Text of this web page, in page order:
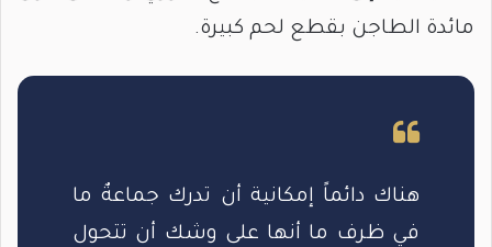
مائدة الطاجن بقطع لحم كبيرة.
هناك دائماً إمكانية أن تدرك جماعةٌ ما
في ظرف ما أنها على وشك أن تتحول